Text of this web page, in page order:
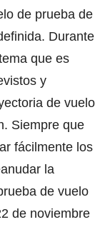
de prueba de
Durante
que es
y
de vuelo
Siempre que
fácilmente los
la
de vuelo
de noviembre